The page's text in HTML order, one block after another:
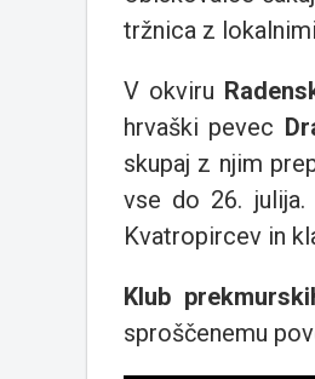
tržnica z
V okviru
hrvaški pevec
skupaj z njim
vse do 26. julija.
Kvatropircev in
Klub
sproščenemu